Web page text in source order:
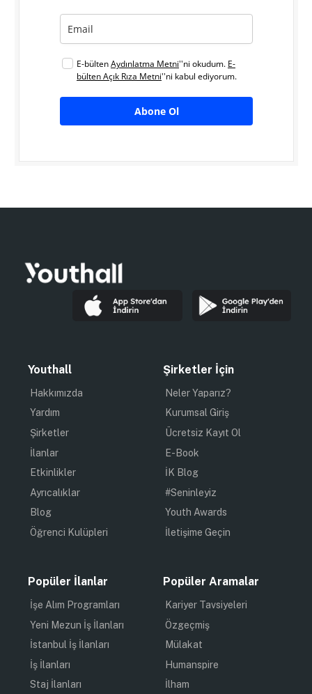
E-bültenAydınlatma Metni''ni okudum. E-
bülten Açık Rıza Metni''ni kabul ediyorum.
Abone Ol
Youthall
Hakkımızda
Yardım
Şirketler
İlanlar
Etkinlikler
Ayrıcalıklar
Blog
Öğrenci Kulüpleri
Şirketler İçin
Neler Yaparız?
Kurumsal Giriş
Ücretsiz Kayıt Ol
E-Book
İK Blog
#Seninleyiz
Youth Awards
İletişime Geçin
Popüler İlanlar
İşe Alım Programları
Yeni Mezun İş İlanları
İstanbul İş İlanları
İş İlanları
Staj İlanları
Popüler Aramalar
Kariyer Tavsiyeleri
Özgeçmiş
Mülakat
Humanspire
İlham